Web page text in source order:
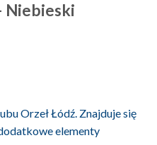
Niebieski
Orzeł Łódź. Znajduje się
elementy